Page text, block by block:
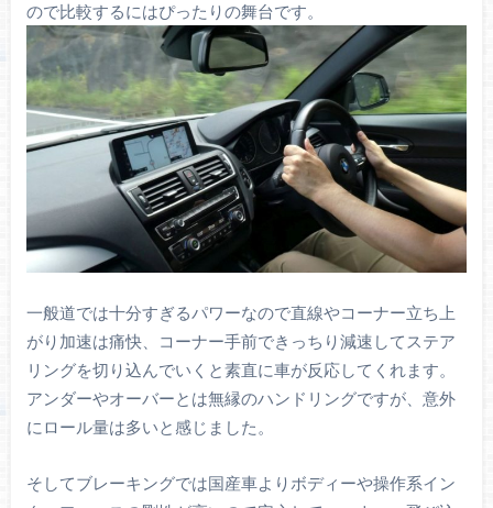
ので比較するにはぴったりの舞台です。
一般道では十分すぎるパワーなので直線やコーナー立ち上
がり加速は痛快、コーナー手前できっちり減速してステア
リングを切り込んでいくと素直に車が反応してくれます。
アンダーやオーバーとは無縁のハンドリングですが、意外
にロール量は多いと感じました。
そしてブレーキングでは国産車よりボディーや操作系イン